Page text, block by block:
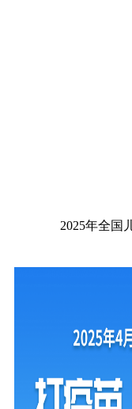
2025年全国